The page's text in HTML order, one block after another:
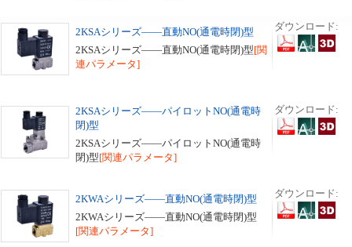
2KSAシリーズ――直動NO(通電時閉)型
2KSAシリーズ――直動NO(通電時閉)型[関
連パラメータ]
ダウンロード:
2KSAシリーズ――パイロットNO(通電時
閉)型
2KSAシリーズ――パイロットNO(通電時
閉)型[関連パラメータ]
ダウンロード:
2KWAシリーズ――直動NO(通電時閉)型
2KWAシリーズ――直動NO(通電時閉)型
[関連パラメータ]
ダウンロード: